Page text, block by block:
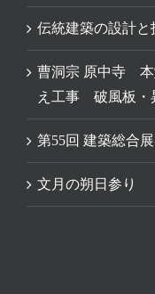
伝統建築の設計
曹洞宗 原中寺 本
え工事 破風板
第55回 建築総合
文月の朔日参り